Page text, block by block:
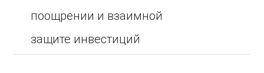
поощрении и взаимной
защите инвестиций